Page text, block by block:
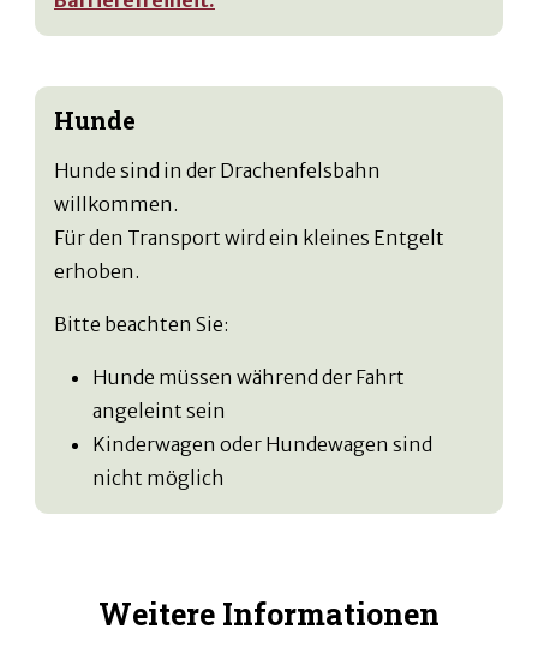
Hunde
Hunde sind in der Drachenfelsbahn
willkommen.
Für den Transport wird ein kleines Entgelt
erhoben.
Bitte beachten Sie:
Hunde müssen während der Fahrt
angeleint sein
Kinderwagen oder Hundewagen sind
nicht möglich
Weitere Informationen